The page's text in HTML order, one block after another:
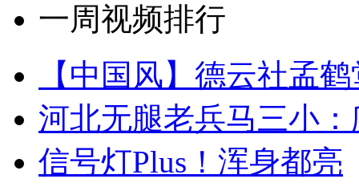
一周视频排行
【中国风】德云社孟
河北无腿老兵马三小
信号灯Plus！浑身都亮